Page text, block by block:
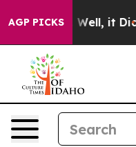
AGP PICKS
40%. Well, it Didn’t